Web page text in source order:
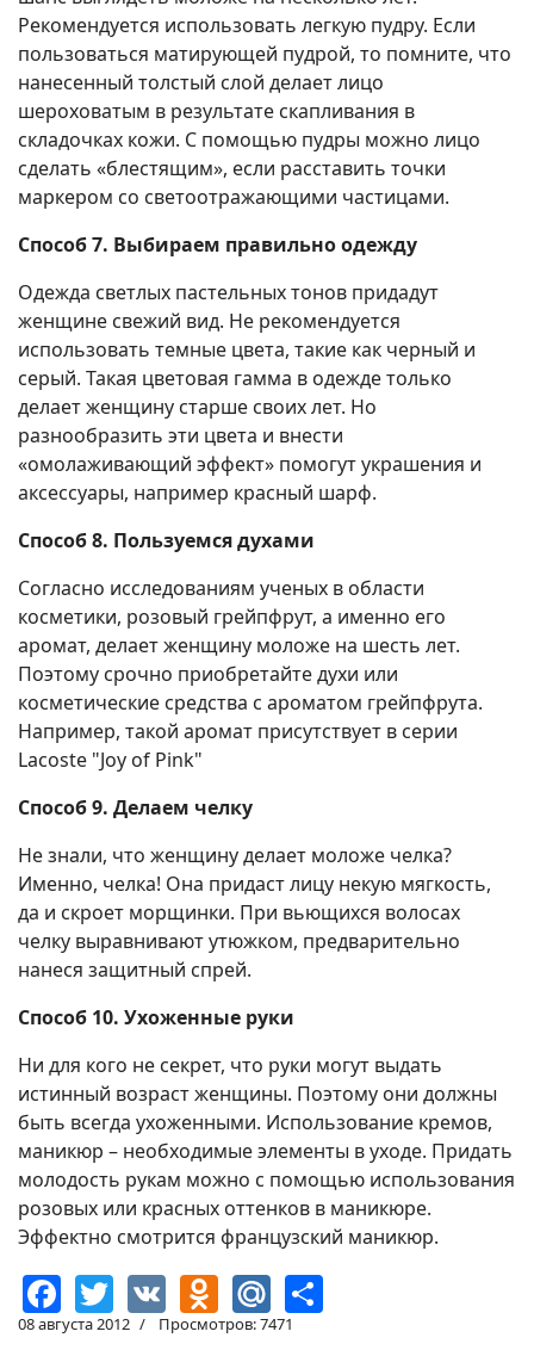
Рекомендуется использовать легкую пудру. Если
пользоваться матирующей пудрой, то помните, что
нанесенный толстый слой делает лицо
шероховатым в результате скапливания в
складочках кожи. С помощью пудры можно лицо
сделать «блестящим», если расставить точки
маркером со светоотражающими частицами.
Способ 7. Выбираем правильно одежду
Одежда светлых пастельных тонов придадут
женщине свежий вид. Не рекомендуется
использовать темные цвета, такие как черный и
серый. Такая цветовая гамма в одежде только
делает женщину старше своих лет. Но
разнообразить эти цвета и внести
«омолаживающий эффект» помогут украшения и
аксессуары, например красный шарф.
Способ 8. Пользуемся духами
Согласно исследованиям ученых в области
косметики, розовый грейпфрут, а именно его
аромат, делает женщину моложе на шесть лет.
Поэтому срочно приобретайте духи или
косметические средства с ароматом грейпфрута.
Например, такой аромат присутствует в серии
Lacoste "Joy of Pink"
Способ 9. Делаем челку
Не знали, что женщину делает моложе челка?
Именно, челка! Она придаст лицу некую мягкость,
да и скроет морщинки. При вьющихся волосах
челку выравнивают утюжком, предварительно
нанеся защитный спрей.
Способ 10. Ухоженные руки
Ни для кого не секрет, что руки могут выдать
истинный возраст женщины. Поэтому они должны
быть всегда ухоженными. Использование кремов,
маникюр – необходимые элементы в уходе. Придать
молодость рукам можно с помощью использования
розовых или красных оттенков в маникюре.
Эффектно смотрится французский маникюр.
Facebook
Twitter
VK Odnoklassniki
Mail.Ru
08 августа 2012 Просмотров: 7471